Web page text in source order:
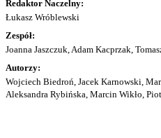
Redaktor Naczelny:
Łukasz Wróblewski
Zespół:
Joanna Jaszczuk, Adam Kacprzak,
Autorzy:
Wojciech Biedroń, Jacek Karnowski,
Aleksandra Rybińska, Marcin Wikło,